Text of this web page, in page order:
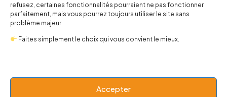
refusez, certaines fonctionnalités pourraient ne pas fonctionner
parfaitement, mais vous pourrez toujours utiliser le site sans
problème majeur.
Faites simplement le choix qui vous convient le mieux.
Accepter
Follow us
Boutique